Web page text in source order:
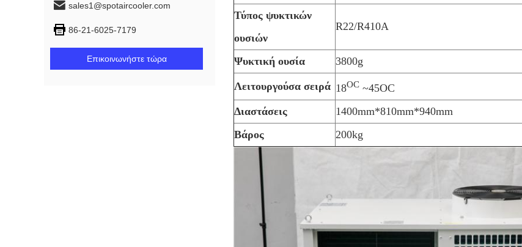
sales1@spotaircooler.com
86-21-6025-7179
Επικοινωνήστε τώρα
Τύπος ψυκτικών
ουσιών
R22/R410A
Ψυκτική ουσία 3800g
Λειτουργούσα σειρά 18OC ~45OC
Διαστάσεις
1400mm*810mm*940mm
Βάρος
200kg